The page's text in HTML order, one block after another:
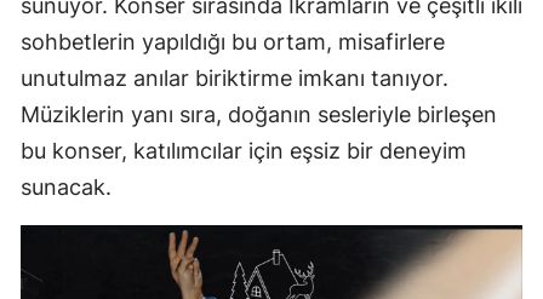
sunuyor. Konser sırasında İkramların ve çeşitli ikili
sohbetlerin yapıldığı bu ortam, misafirlere
unutulmaz anılar biriktirme imkanı tanıyor.
Müziklerin yanı sıra, doğanın sesleriyle birleşen
bu konser, katılımcılar için eşsiz bir deneyim
sunacak.